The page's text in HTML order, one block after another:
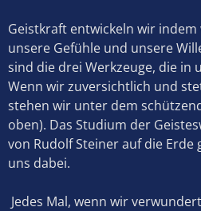
Geistkraft entwickeln wir
unsere Gefühle und unsere
sind die drei Werkzeuge, die in
Wenn wir zuversichtlich und
stehen wir unter dem
oben). Das Studium der
von Rudolf Steiner auf die
uns dabei.
Jedes Mal, wenn wir